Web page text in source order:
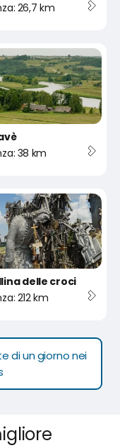
26,7 km
38 km
delle croci
212 km
di un giorno nei